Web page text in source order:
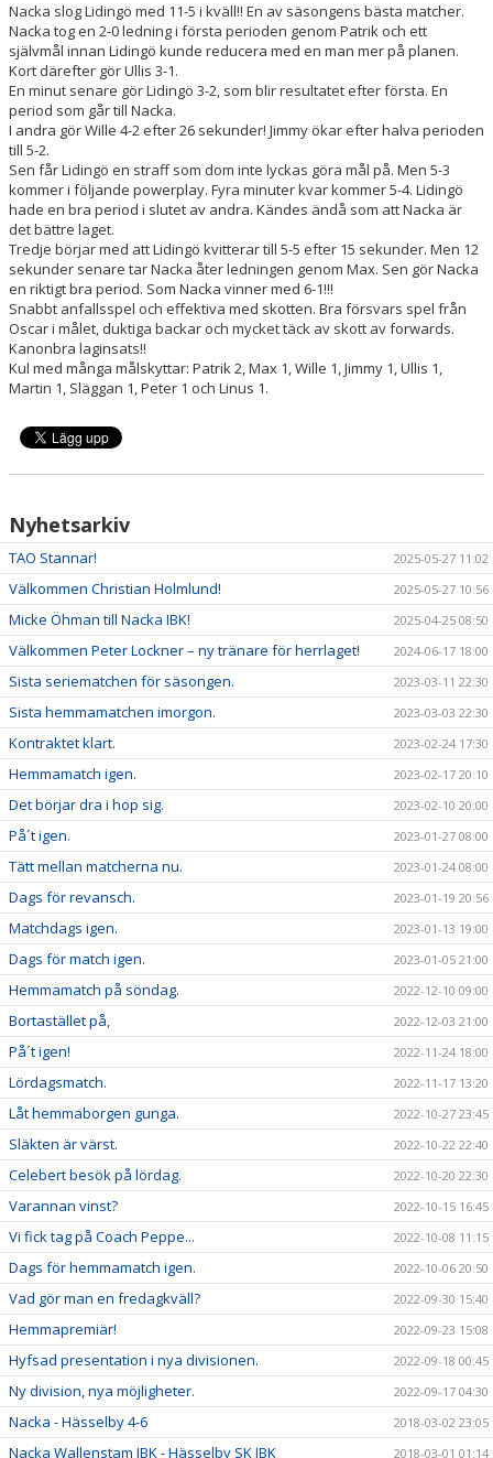
Nacka slog Lidingö med 11-5 i kväll!! En av säsongens bästa matcher.
Nacka tog en 2-0 ledning i första perioden genom Patrik och ett
självmål innan Lidingö kunde reducera med en man mer på planen.
Kort därefter gör Ullis 3-1.
En minut senare gör Lidingö 3-2, som blir resultatet efter första. En
period som går till Nacka.
I andra gör Wille 4-2 efter 26 sekunder! Jimmy ökar efter halva perioden
till 5-2.
Sen får Lidingö en straff som dom inte lyckas göra mål på. Men 5-3
kommer i följande powerplay. Fyra minuter kvar kommer 5-4. Lidingö
hade en bra period i slutet av andra. Kändes ändå som att Nacka är
det bättre laget.
Tredje börjar med att Lidingö kvitterar till 5-5 efter 15 sekunder. Men 12
sekunder senare tar Nacka åter ledningen genom Max. Sen gör Nacka
en riktigt bra period. Som Nacka vinner med 6-1!!!
Snabbt anfallsspel och effektiva med skotten. Bra försvars spel från
Oscar i målet, duktiga backar och mycket täck av skott av forwards.
Kanonbra laginsats!!
Kul med många målskyttar: Patrik 2, Max 1, Wille 1, Jimmy 1, Ullis 1,
Martin 1, Släggan 1, Peter 1 och Linus 1.
Nyhetsarkiv
TAO Stannar! 2025-05-27 11:02
Välkommen Christian Holmlund! 2025-05-27 10:56
Micke Öhman till Nacka IBK! 2025-04-25 08:50
Välkommen Peter Lockner – ny tränare för herrlaget! 2024-06-17 18:00
Sista seriematchen för säsongen. 2023-03-11 22:30
Sista hemmamatchen imorgon. 2023-03-03 22:30
Kontraktet klart. 2023-02-24 17:30
Hemmamatch igen. 2023-02-17 20:10
Det börjar dra i hop sig. 2023-02-10 20:00
På´t igen. 2023-01-27 08:00
Tätt mellan matcherna nu. 2023-01-24 08:00
Dags för revansch. 2023-01-19 20:56
Matchdags igen. 2023-01-13 19:00
Dags för match igen. 2023-01-05 21:00
Hemmamatch på söndag. 2022-12-10 09:00
Bortastället på, 2022-12-03 21:00
På´t igen! 2022-11-24 18:00
Lördagsmatch. 2022-11-17 13:20
Låt hemmaborgen gunga. 2022-10-27 23:45
Släkten är värst. 2022-10-22 22:40
Celebert besök på lördag. 2022-10-20 22:30
Varannan vinst? 2022-10-15 16:45
Vi fick tag på Coach Peppe... 2022-10-08 11:15
Dags för hemmamatch igen. 2022-10-06 20:50
Vad gör man en fredagkväll? 2022-09-30 15:40
Hemmapremiär! 2022-09-23 15:08
Hyfsad presentation i nya divisionen. 2022-09-18 00:45
Ny division, nya möjligheter. 2022-09-17 04:30
Nacka - Hässelby 4-6 2018-03-02 23:05
Nacka Wallenstam IBK - Hässelby SK IBK 2018-03-01 01:14